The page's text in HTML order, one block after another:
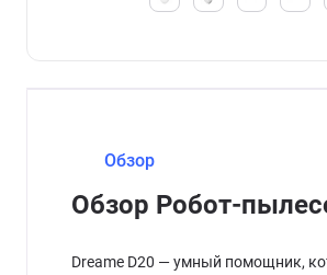
Обзор
Обзор Робот-
Dreame D20 — умный помощник,